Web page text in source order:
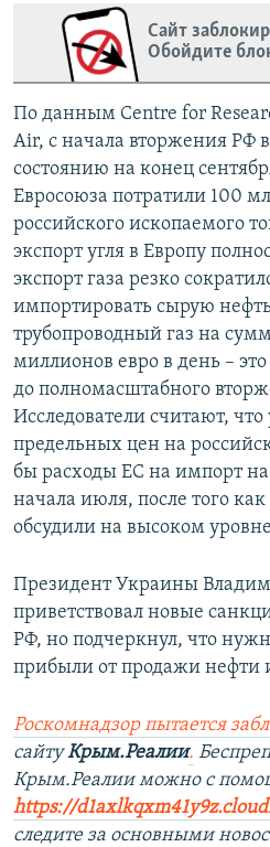
Сайт
Обойдите
По данным Centre for
Air, с начала вторжения РФ
состоянию на конец
Евросоюза потратили 100
российского ископаемого
экспорт угля в Европу
экспорт газа резко
импортировать сырую
трубопроводный газ на
миллионов евро в день –
до полномасштабного
Исследователи считают, что
предельных цен на
бы расходы ЕС на импорт на
начала июля, после того
обсудили на высоком
Президент Украины
приветствовал новые
РФ, но подчеркнул, что
прибыли от продажи нефти
Роскомнадзор пытается
сайтуКрым.Реалии.
Крым.Реалии можно с
https://
следите за основными